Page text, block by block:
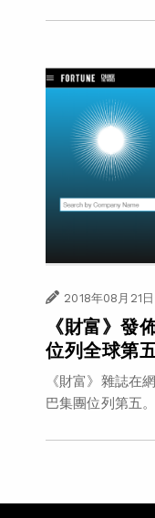
2018年08月21日
《財富》發
位列全球第
《財富》雜誌在
巴集團位列第五